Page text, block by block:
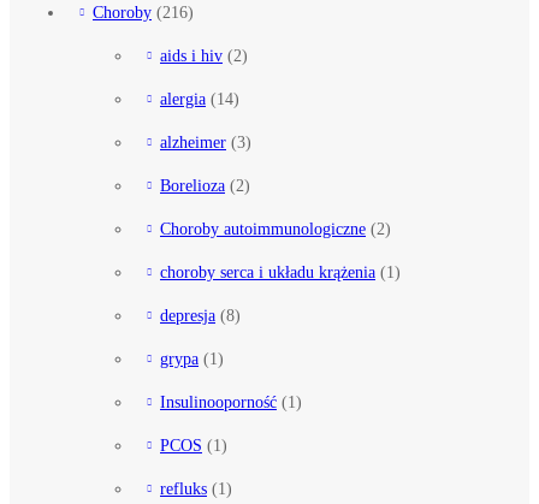
Choroby (216)
aids i hiv (2)
alergia (14)
alzheimer (3)
Borelioza (2)
Choroby autoimmunologiczne (2)
choroby serca i układu krążenia (1)
depresja (8)
grypa (1)
Insulinooporność (1)
PCOS (1)
refluks (1)